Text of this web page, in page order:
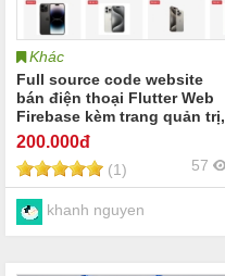
Khác
Full source code website
bán điện thoại Flutter Web
Firebase kèm trang quản trị,
VNPay, quản lý kho IMEI
200.000đ
(1) 57
khanh nguyen